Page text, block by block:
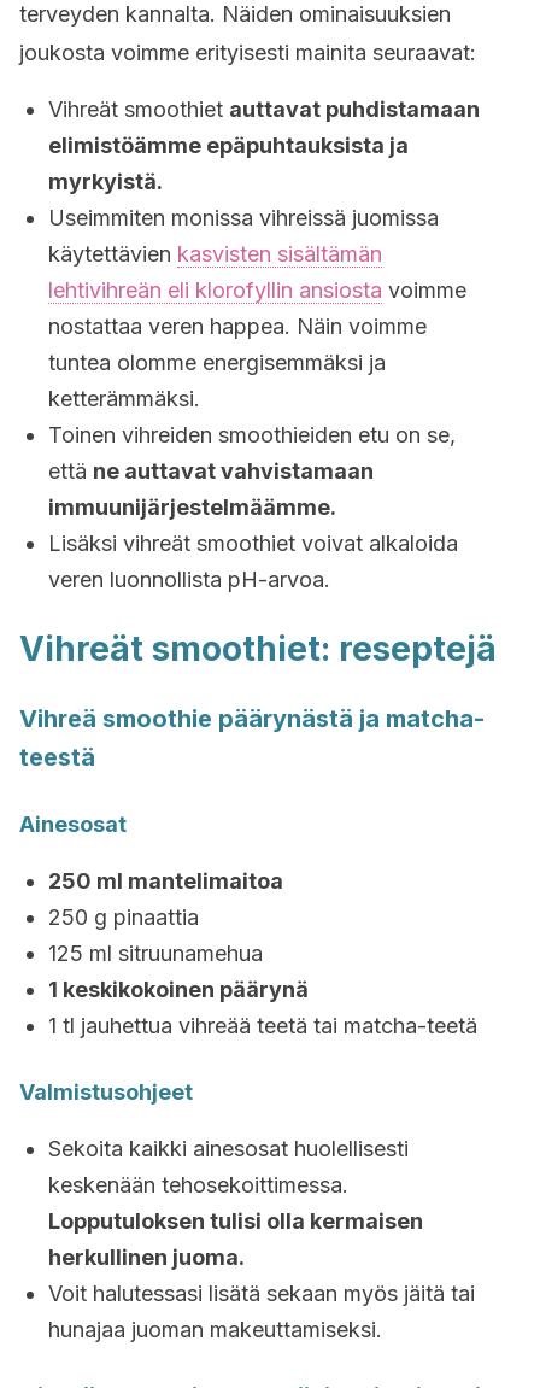
terveyden kannalta. Näiden ominaisuuksien
joukosta voimme erityisesti mainita seuraavat:
Vihreät smoothiet auttavat puhdistamaan
elimistöämme epäpuhtauksista ja
myrkyistä.
Useimmiten monissa vihreissä juomissa
käytettävien kasvisten sisältämän
lehtivihreän eli klorofyllin ansiosta voimme
nostattaa veren happea. Näin voimme
tuntea olomme energisemmäksi ja
ketterämmäksi.
Toinen vihreiden smoothieiden etu on se,
että ne auttavat vahvistamaan
immuunijärjestelmäämme.
Lisäksi vihreät smoothiet voivat alkaloida
veren luonnollista pH-arvoa.
Vihreät smoothiet: reseptejä
Vihreä smoothie päärynästä ja matcha-
teestä
Ainesosat
250 ml mantelimaitoa
250 g pinaattia
125 ml sitruunamehua
1 keskikokoinen päärynä
1 tl jauhettua vihreää teetä tai matcha-teetä
Valmistusohjeet
Sekoita kaikki ainesosat huolellisesti
keskenään tehosekoittimessa.
Lopputuloksen tulisi olla kermaisen
herkullinen juoma.
Voit halutessasi lisätä sekaan myös jäitä tai
hunajaa juoman makeuttamiseksi.